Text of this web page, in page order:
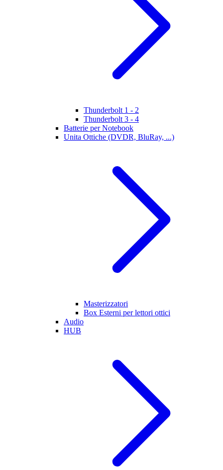
Thunderbolt 1 - 2
Thunderbolt 3 - 4
Batterie per Notebook
Unita Ottiche (DVDR, BluRay, ...)
Masterizzatori
Box Esterni per lettori ottici
Audio
HUB